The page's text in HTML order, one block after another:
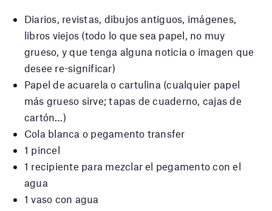
Diarios, revistas, dibujos antiguos, imágenes,
libros viejos (todo lo que sea papel, no muy
grueso, y que tenga alguna noticia o imagen que
desee re-significar)
Papel de acuarela o cartulina (cualquier papel
más grueso sirve; tapas de cuaderno, cajas de
cartón…)
Cola blanca o pegamento transfer
1 pincel
1 recipiente para mezclar el pegamento con el
agua
1 vaso con agua